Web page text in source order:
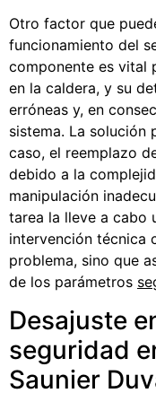
Otro factor que
funcionamiento del
componente es vital
en la caldera, y su
erróneas y, en
sistema. La solución
caso, el reemplazo
debido a la
manipulación
tarea la lleve a cabo
intervención técnica
problema, sino que
de los parámetros
Desajuste
seguridad
Saunier